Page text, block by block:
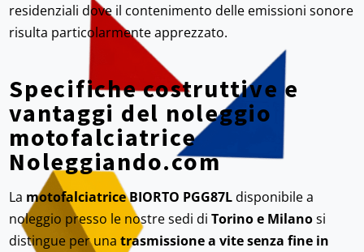
residenziali dove il contenimento delle emissioni sonore
risulta particolarmente apprezzato.
Specifiche costruttive e
vantaggi del noleggio
motofalciatrice
Noleggiando.com
La motofalciatrice BIORTO PGG87Ldisponibile a
noleggio presso le nostre sedi diTorino e Milanosi
distingue per unatrasmissione a vite senza fine in